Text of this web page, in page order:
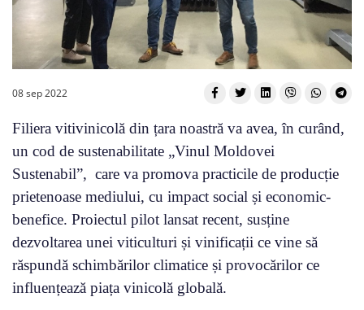
08 sep 2022
Filiera vitivinicolă din țara noastră va avea, în curând,
un cod de sustenabilitate „Vinul Moldovei
Sustenabil”, care va promova practicile de producție
prietenoase mediului, cu impact social și economic-
benefice. Proiectul pilot lansat recent, susține
dezvoltarea unei viticulturi și vinificații ce vine să
răspundă schimbărilor climatice și provocărilor ce
influențează piața vinicolă globală.